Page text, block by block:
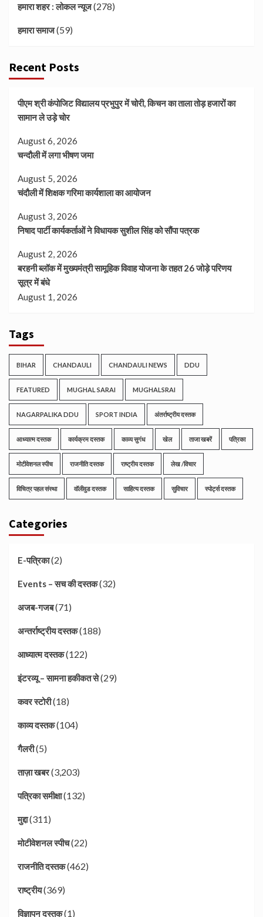
हमारा शहर : लोकल न्यूज(278)
हमारा समाज(59)
Recent Posts
पीएम श्री कंपोजिट विद्यालय प्रभुपुर में चोरी, किचन का ताला तोड़ हजारों का
सामान ले उड़े चोर
August 6, 2026
चन्दौली में लगा भीषण जमा
August 5, 2026
चंदौली में शिक्षक गरिमा कार्यशाला का आयोजन
August 3, 2026
निषाद पार्टी कार्यकर्ताओं ने विधायक सुशील सिंह को सौंपा पत्रक
August 2, 2026
बरहनी ब्लॉक में मुख्यमंत्री सामूहिक विवाह योजना के तहत 26 जोड़े परिणय
सूत्र में बंधे
August 1, 2026
Tags
BIHAR CHANDAULI CHANDAULI NEWS DDU
FEATURED MUGHAL SARAI MUGHALSRAI
NAGARPALIKA DDU SPORT INDIA अंतर्राष्ट्रीय दस्तक
आध्यात्म दस्तक कार्यक्रम दस्तक काव्य सुगंध खेल ताजा खबरें पत्रिका
मोटीवेशनल स्पीच राजनीति दस्तक राष्ट्रीय दस्तक लेख /विचार
विचित्र पहल संस्था वॉलीवुड दस्तक साहित्य दस्तक सुविचार स्पोर्ट्स दस्तक
Categories
E-पत्रिका(2)
Events – सच की दस्तक(32)
अजब-गजब(71)
अन्तर्राष्ट्रीय दस्तक(188)
आध्यात्म दस्तक(122)
इंटरव्यू – सामना हकीकत से(29)
कवर स्टोरी(18)
काव्य दस्तक(104)
गैलरी(5)
ताज़ा खबर(3,203)
पत्रिका समीक्षा(132)
मुद्दा(311)
मोटीवेशनल स्पीच(22)
राजनीति दस्तक(462)
राष्ट्रीय(369)
विज्ञापन दस्तक(1)